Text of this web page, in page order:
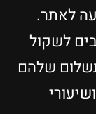
לאתר.
לשקול
שלהם